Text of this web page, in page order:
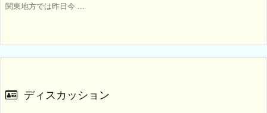
関東地方では昨日今 ...
ディスカッション